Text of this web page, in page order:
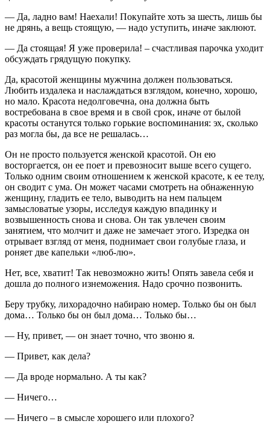
— Да, ладно вам! Наехали! Покупайте хоть за шесть, лишь бы
не дрянь, а вещь стоящую, — надо уступить, иначе заклюют.
— Да стоящая! Я уже проверила! – счастливая парочка уходит
обсуждать грядущую покупку.
Да, красотой женщины мужчина должен пользоваться.
Любить издалека и наслаждаться взглядом, конечно, хорошо,
но мало. Красота недолговечна, она должна быть
востребована в свое время и в свой срок, иначе от былой
красоты останутся только горькие воспоминания: эх, сколько
раз могла бы, да все не решалась…
Он не просто пользуется женской красотой. Он ею
восторгается, он ее поет и превозносит выше всего сущего.
Только одним своим отношением к женской красоте, к ее телу,
он сводит с ума. Он может часами смотреть на обнаженную
женщину, гладить ее тело, выводить на нем пальцем
замысловатые узоры, исследуя каждую впадинку и
возвышенность снова и снова. Он так увлечен своим
занятием, что молчит и даже не замечает этого. Изредка он
отрывает взгляд от меня, поднимает свои голубые глаза, и
роняет две капельки «люб-лю».
Нет, все, хватит! Так невозможно жить! Опять завела себя и
дошла до полного изнеможения. Надо срочно позвонить.
Беру трубку, лихорадочно набираю номер. Только бы он был
дома… Только бы он был дома… Только бы…
— Ну, привет, — он знает точно, что звоню я.
— Привет, как дела?
— Да вроде нормально. А ты как?
— Ничего…
— Ничего – в смысле хорошего или плохого?